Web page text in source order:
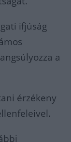
ifjúság
a
érzékeny